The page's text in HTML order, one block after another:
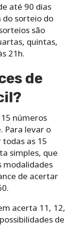
até 90 dias
do sorteio do
são
quintas,
21h.
de
números
Para levar o
as 15
simples, que
modalidades
de acertar
acerta 11, 12,
de